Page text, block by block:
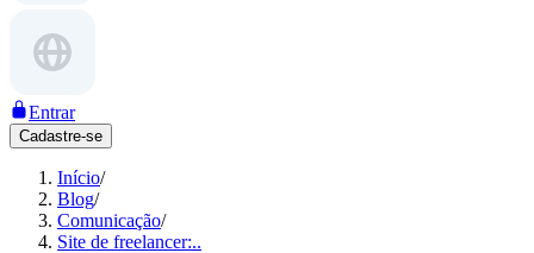
Entrar
Cadastre-se
Início/
Blog/
Comunicação/
Site de freelancer:..